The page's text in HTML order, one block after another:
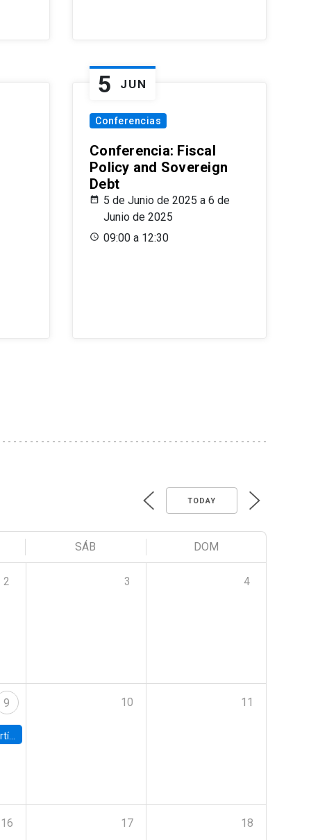
5 JUN
Conferencias
Conferencia: Fiscal
Policy and Sovereign
Debt
5 de Junio de 2025 a 6 de
Junio de 2025
09:00 a 12:30
TODAY
SÁB DOM
2 3 4
9
UC
10 11
16 17 18